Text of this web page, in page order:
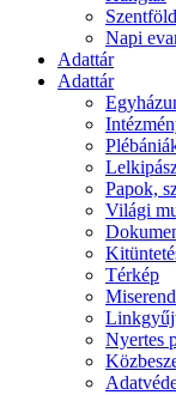
Napi
Adattár
Adattár
Papok,
Világi
Térkép
Miserend
Nyertes